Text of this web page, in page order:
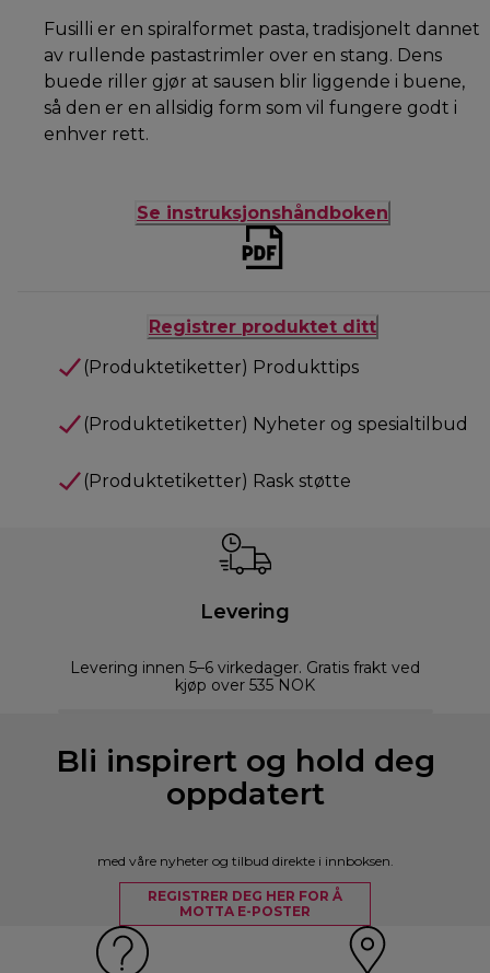
Fusilli er en spiralformet pasta, tradisjonelt dannet
av rullende pastastrimler over en stang. Dens
buede riller gjør at sausen blir liggende i buene,
så den er en allsidig form som vil fungere godt i
enhver rett.
Se instruksjonshåndboken
Registrer produktet ditt
(Produktetiketter) Produkttips
(Produktetiketter) Nyheter og spesialtilbud
(Produktetiketter) Rask støtte
Levering
Levering innen 5–6 virkedager. Gratis frakt ved
kjøp over 535 NOK
Bli inspirert og hold deg
oppdatert
med våre nyheter og tilbud direkte i innboksen.
REGISTRER DEG HER FOR Å
MOTTA E-POSTER